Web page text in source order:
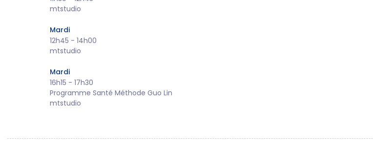
mtstudio
Mardi
12h45 - 14h00
mtstudio
Mardi
16h15 - 17h30
Programme Santé Méthode Guo Lin
mtstudio